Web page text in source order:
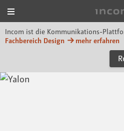
Incom ist die Kommunikations-
Fachbereich Design
mehr erfahren